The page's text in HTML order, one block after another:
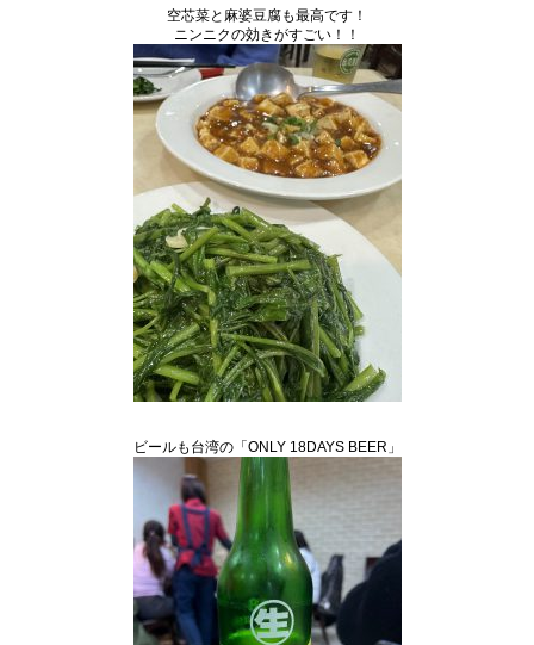
空芯菜と麻婆豆腐も最高です！
ニンニクの効きがすごい！！
ビールも台湾の「ONLY 18DAYS BEER」